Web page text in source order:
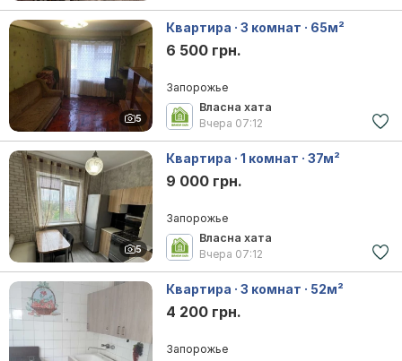
5
Квартира · 3 комнат · 65м²
6 500 грн.
Запорожье
Власна хата
Вчера 07:12
5
Квартира · 1 комнат · 37м²
9 000 грн.
Запорожье
Власна хата
Вчера 07:12
Квартира · 3 комнат · 52м²
4 200 грн.
Запорожье